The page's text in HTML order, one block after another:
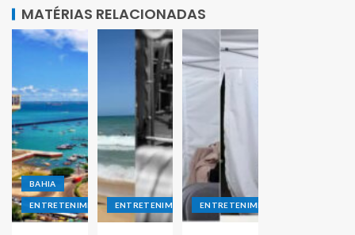
MATÉRIAS RELACIONADAS
BAHIA
ENTRETENIMENTO ENTRETENIMENTO ENTRETENIMENTO